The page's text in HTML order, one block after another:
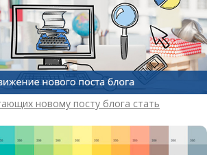
новому посту блога стать